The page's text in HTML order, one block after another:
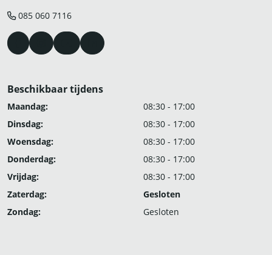
085 060 7116
Beschikbaar tijdens
Maandag:
08:30 - 17:00
Dinsdag:
08:30 - 17:00
Woensdag:
08:30 - 17:00
Donderdag:
08:30 - 17:00
Vrijdag:
08:30 - 17:00
Zaterdag:
Gesloten
Zondag:
Gesloten